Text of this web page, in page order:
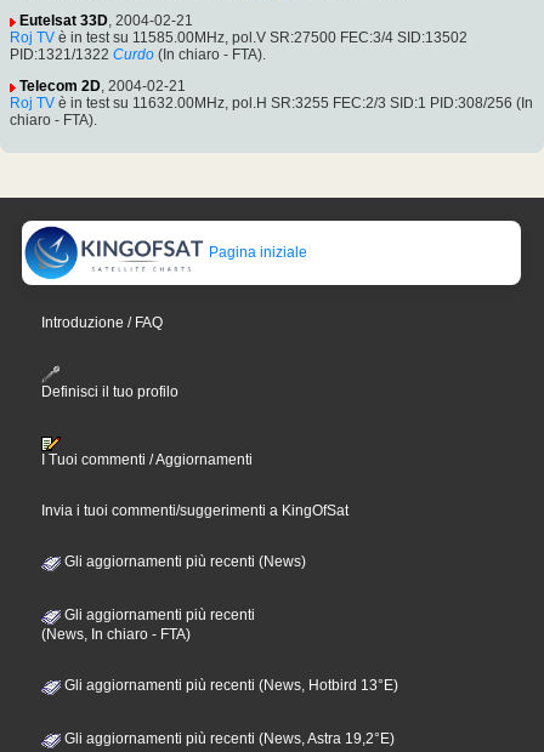
Eutelsat 33D, 2004-02-21
Roj TV è in test su 11585.00MHz, pol.V SR:27500 FEC:3/4 SID:13502
PID:1321/1322 Curdo (In chiaro - FTA).
Telecom 2D, 2004-02-21
Roj TV è in test su 11632.00MHz, pol.H SR:3255 FEC:2/3 SID:1 PID:308/256 (In
chiaro - FTA).
Pagina iniziale
Introduzione / FAQ
Definisci il tuo profilo
I Tuoi commenti / Aggiornamenti
Invia i tuoi commenti/suggerimenti a KingOfSat
Gli aggiornamenti più recenti (News)
Gli aggiornamenti più recenti
(News, In chiaro - FTA)
Gli aggiornamenti più recenti (News, Hotbird 13°E)
Gli aggiornamenti più recenti (News, Astra 19,2°E)